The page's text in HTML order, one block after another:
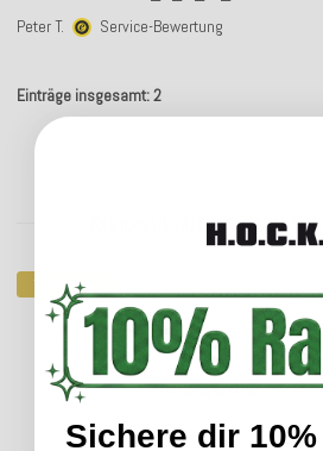
Peter T.
Service-Bewertung
Einträge insgesamt: 2
Kunden kauften dazu
Top bewertet
H.O.C.K. Mali Kissen mit Biese 50x30cm
ab21,04 €*
Sichere dir 10%